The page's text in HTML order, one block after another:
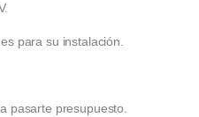
para su instalación.
pasarte presupuesto.